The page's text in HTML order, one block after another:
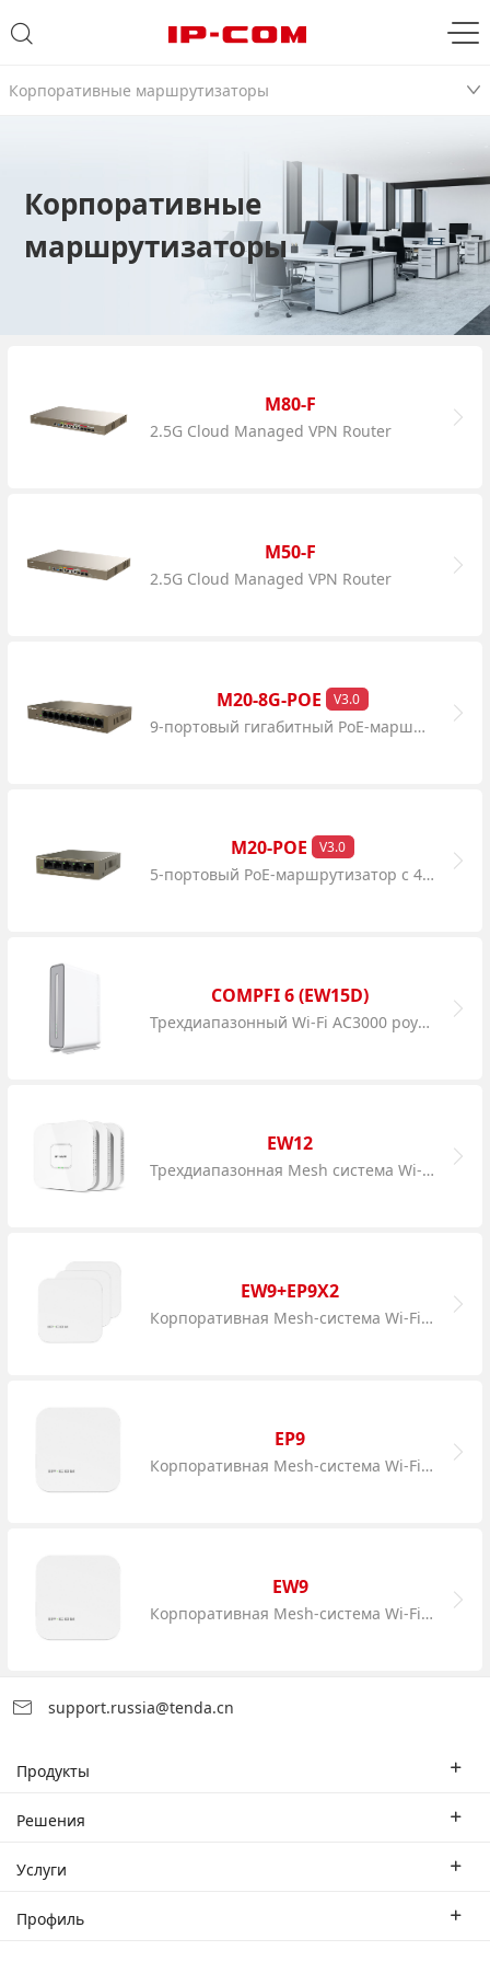
Корпоративные маршрутизаторы
Корпоративные
маршрутизаторы
M80-F
2.5G Cloud Managed VPN Router
M50-F
2.5G Cloud Managed VPN Router
M20-8G-POE V3.0
9-портовый гигабитный PoE-маршрутизатор c 8 портами PoE с облачным управлением
M20-POE V3.0
5-портовый PoE-маршрутизатор c 4 портами PoE с облачным управлением
COMPFI 6 (EW15D)
Трехдиапазонный Wi-Fi AC3000 роутер
EW12
Трехдиапазонная Mesh система Wi-Fi AC2600
EW9+EP9X2
Корпоративная Mesh-система Wi-Fi AC1200
EP9
Корпоративная Mesh-система Wi-Fi AC1200
EW9
Корпоративная Mesh-система Wi-Fi AC1200
support.russia@tenda.cn
Продукты
Корпоративные маршрутизаторы
CPE
Решения
Отраслевые решения
Услуги
Филиал
Профиль